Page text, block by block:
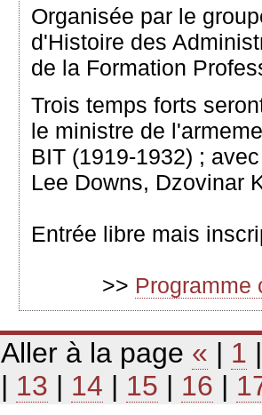
Organisée par le
d'Histoire des
de la Formation
Trois temps forts
le ministre de
BIT (1919-1932) ;
Lee Downs, Dzovinar
Entrée libre mais
>>
Aller à la page « | 1
| 13 | 14 | 15 | 16 |